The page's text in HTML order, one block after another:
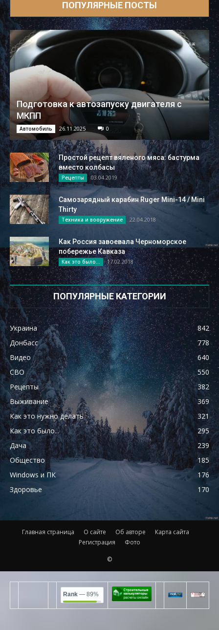
ПОПУЛЯРНЫЕ ПОСТЫ
Подготовка к автозапуску двигателя с
МКПП
Автомобиль 26.11.2025 0
Простой рецепт вяленого мяса: бастурма
вместо колбасы
Рецепты 03.04.2019
Самозарядный карабин Ruger Mini-14 / Mini
Thirty
Техника и вооружение 22.04.2018
Как Россия завоевала Черноморское
побережье Кавказа
Как это было... 17.02.2018
ПОПУЛЯРНЫЕ КАТЕГОРИИ
Украина
842
Донбасс
778
Видео
640
СВО
550
Рецепты
382
Выживание
369
Как это нужно делать
321
Как это было...
295
Дача
239
Общество
185
Windows и ПК
176
Здоровье
170
Главная страница О сайте Об авторе
Карта сайта
Регистрация
Фото
©
Rank — 89%